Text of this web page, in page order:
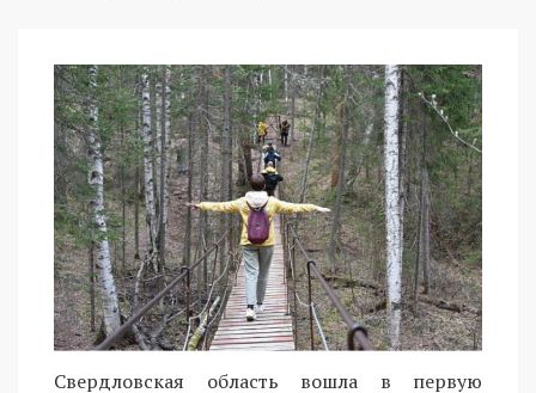
Свердловская область вошла в первую